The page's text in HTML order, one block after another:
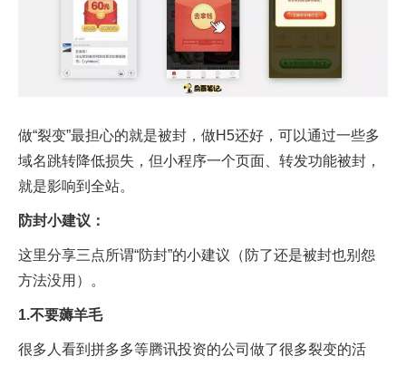
做“裂变”最担心的就是被封，做H5还好，可以通过一些多
域名跳转降低损失，但小程序一个页面、转发功能被封，
就是影响到全站。
防封小建议：
这里分享三点所谓“防封”的小建议（防了还是被封也别怨
方法没用）。
1.不要薅羊毛
很多人看到拼多多等腾讯投资的公司做了很多裂变的活